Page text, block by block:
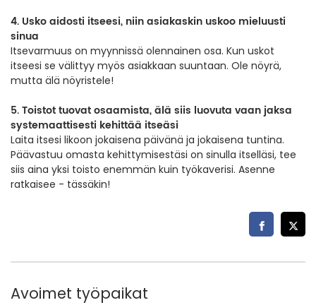
4. Usko aidosti itseesi, niin asiakaskin uskoo mieluusti
sinua
Itsevarmuus on myynnissä olennainen osa. Kun uskot
itseesi se välittyy myös asiakkaan suuntaan. Ole nöyrä,
mutta älä nöyristele!
5. Toistot tuovat osaamista, älä siis luovuta vaan jaksa
systemaattisesti kehittää itseäsi
Laita itsesi likoon jokaisena päivänä ja jokaisena tuntina.
Päävastuu omasta kehittymisestäsi on sinulla itselläsi, tee
siis aina yksi toisto enemmän kuin työkaverisi. Asenne
ratkaisee - tässäkin!
Avoimet työpaikat